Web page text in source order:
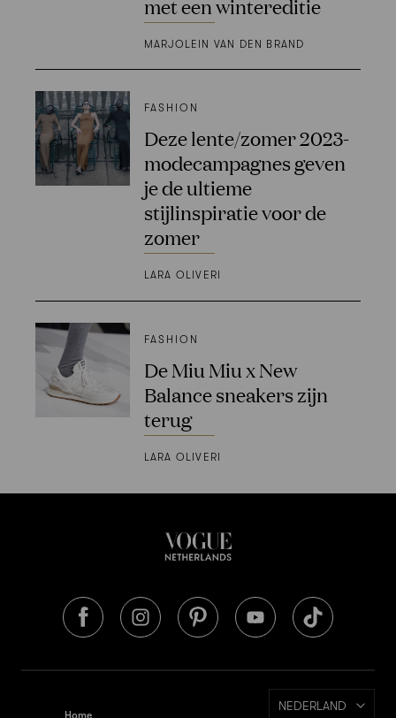
met een wintereditie
MARJOLEIN VAN DEN BRAND
FASHION
Deze lente/zomer 2023-
modecampagnes geven
je de ultieme
stijlinspiratie voor de
zomer
LARA OLIVERI
FASHION
De Miu Miu x New
Balance sneakers zijn
terug
LARA OLIVERI
Home
NEDERLAND